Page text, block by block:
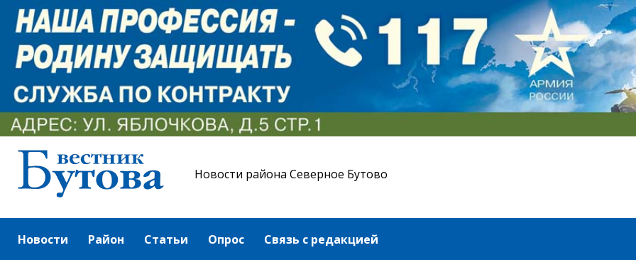
Новости района Северное Бутово
Новости Район Статьи Опрос Связь с редакцией